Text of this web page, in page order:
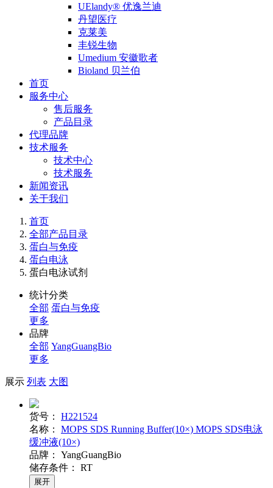
UElandy® 优逸兰迪
丹望医疗
克莱美
丰锐生物
Umedium 安徽歌者
Bioland 贝兰伯
首页
服务中心
售后服务
产品目录
代理品牌
技术服务
技术中心
技术服务
新闻资讯
关于我们
首页
全部产品目录
蛋白与免疫
蛋白电泳
蛋白电泳试剂
统计分类
全部 蛋白与免疫
更多
品牌
全部 YangGuangBio
更多
展示 列表 大图
货号：
H221524
名称：
MOPS SDS Running Buffer(10×) MOPS SDS电泳
缓冲液(10×)
品牌：
YangGuangBio
储存条件：
RT
展开